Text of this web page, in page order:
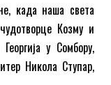
када наша света
Козму и
у Сомбору,
Никола Ступар,